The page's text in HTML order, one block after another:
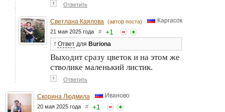
↑ Ответить
Светлана Каялова (автор поста) Каргасок
21 мая 2025 года # +1
↑ Ответ для Buriona
Выходит сразу цветок и на этом же
стволике маленький листик.
↑ Ответить
Скорина Людмила Иваново
20 мая 2025 года # +1